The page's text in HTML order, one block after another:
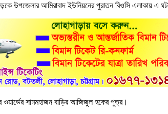
উপজেলার আমিরাবাদ ইউনিয়নের পুরাতন বিওসি এলাকায় এ
সামমহাজন বাড়ির আজিজুল হকের পুত্র।